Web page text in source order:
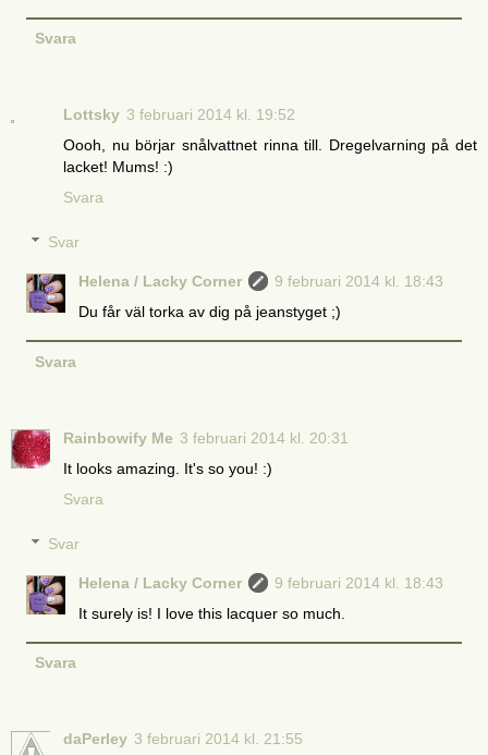
Svara
Lottsky 3 februari 2014 kl. 19:52
Oooh, nu börjar snålvattnet rinna till. Dregelvarning på det
lacket! Mums! :)
Svara
Svar
Helena / Lacky Corner
9 februari 2014 kl. 18:43
Du får väl torka av dig på jeanstyget ;)
Svara
Rainbowify Me 3 februari 2014 kl. 20:31
It looks amazing. It's so you! :)
Svara
Svar
Helena / Lacky Corner
9 februari 2014 kl. 18:43
It surely is! I love this lacquer so much.
Svara
daPerley 3 februari 2014 kl. 21:55